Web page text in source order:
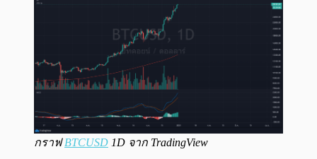
กราฟBTCUSD 1D จาก TradingView